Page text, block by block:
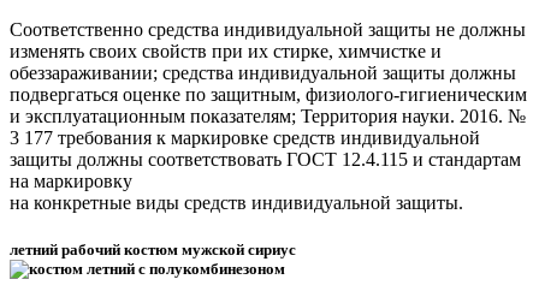
Соответственно средства индивидуальной защиты не должны
изменять своих свойств при их стирке, химчистке и
обеззараживании; средства индивидуальной защиты должны
подвергаться оценке по защитным, физиолого-гигиеническим
и эксплуатационным показателям; Территория науки. 2016. №
3 177 требования к маркировке средств индивидуальной
защиты должны соответствовать ГОСТ 12.4.115 и стандартам
на маркировку
на конкретные виды средств индивидуальной защиты.
летний рабочий костюм мужской сириус